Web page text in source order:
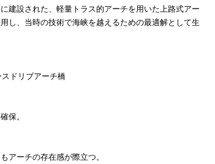
建設された、軽量トラス的アーチを用いた上路式アー
し、当時の技術で海峡を越えるための最適解として生
ドリブアーチ橋
保。
アーチの存在感が際立つ。